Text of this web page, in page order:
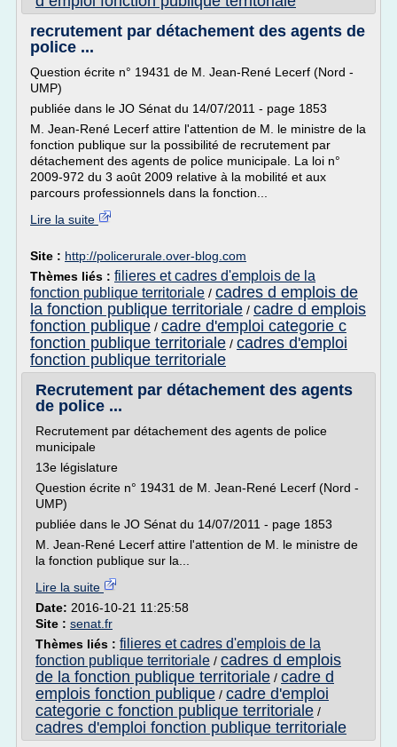
recrutement par détachement des agents de
police ...
Question écrite n° 19431 de M. Jean-René Lecerf (Nord -
UMP)
publiée dans le JO Sénat du 14/07/2011 - page 1853
M. Jean-René Lecerf attire l'attention de M. le ministre de la
fonction publique sur la possibilité de recrutement par
détachement des agents de police municipale. La loi n°
2009-972 du 3 août 2009 relative à la mobilité et aux
parcours professionnels dans la fonction...
Lire la suite
Site : http://policerurale.over-blog.com
Thèmes liés : filieres et cadres d'emplois de la
fonction publique territoriale / cadres d emplois de
la fonction publique territoriale / cadre d emplois
fonction publique / cadre d'emploi categorie c
fonction publique territoriale / cadres d'emploi
fonction publique territoriale
Recrutement par détachement des agents
de police ...
Recrutement par détachement des agents de police
municipale
13e législature
Question écrite n° 19431 de M. Jean-René Lecerf (Nord -
UMP)
publiée dans le JO Sénat du 14/07/2011 - page 1853
M. Jean-René Lecerf attire l'attention de M. le ministre de
la fonction publique sur la...
Lire la suite
Date: 2016-10-21 11:25:58
Site : senat.fr
Thèmes liés : filieres et cadres d'emplois de la
fonction publique territoriale / cadres d emplois
de la fonction publique territoriale / cadre d
emplois fonction publique / cadre d'emploi
categorie c fonction publique territoriale /
cadres d'emploi fonction publique territoriale